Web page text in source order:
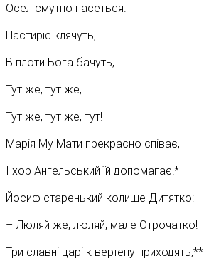
Осел смутно пасеться.
Пастиріє клячуть,
В плоти Бога бачуть,
Тут же, тут же,
Тут же, тут же, тут!
Марія Му Мати прекрасно співає,
І хор Ангельський їй допомагає!*
Йосиф старенький колише Дитятко:
– Люляй же, люляй, мале Отрочатко!
Три славні царі к вертепу приходять,**